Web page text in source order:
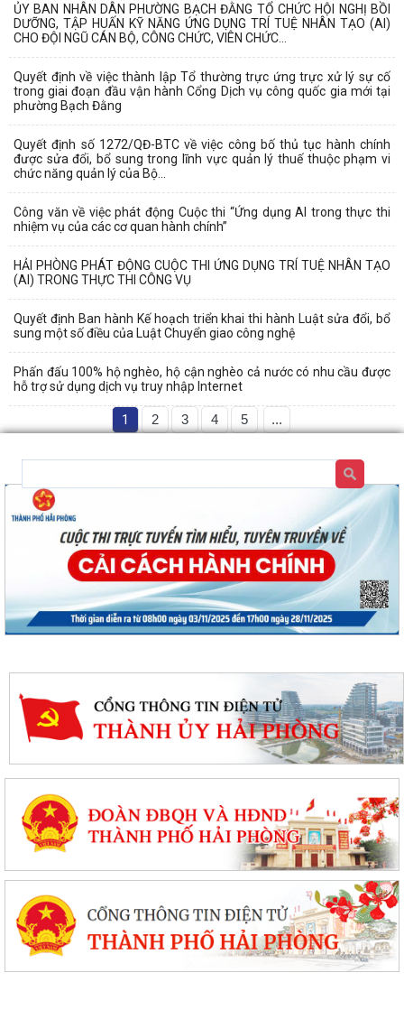
ỦY BAN NHÂN DÂN PHƯỜNG BẠCH ĐẰNG TỔ CHỨC HỘI NGHỊ BỒI
DƯỠNG, TẬP HUẤN KỸ NĂNG ỨNG DỤNG TRÍ TUỆ NHÂN TẠO (AI)
CHO ĐỘI NGŨ CÁN BỘ, CÔNG CHỨC, VIÊN CHỨC...
Quyết định về việc thành lập Tổ thường trực ứng trực xử lý sự cố
trong giai đoạn đầu vận hành Cổng Dịch vụ công quốc gia mới tại
phường Bạch Đằng
Quyết định số 1272/QĐ-BTC về việc công bố thủ tục hành chính
được sửa đổi, bổ sung trong lĩnh vực quản lý thuế thuộc phạm vi
chức năng quản lý của Bộ...
Công văn về việc phát động Cuộc thi “Ứng dụng AI trong thực thi
nhiệm vụ của các cơ quan hành chính”
HẢI PHÒNG PHÁT ĐỘNG CUỘC THI ỨNG DỤNG TRÍ TUỆ NHÂN TẠO
(AI) TRONG THỰC THI CÔNG VỤ
Quyết định Ban hành Kế hoạch triển khai thi hành Luật sửa đổi, bổ
sung một số điều của Luật Chuyển giao công nghệ
Phấn đấu 100% hộ nghèo, hộ cận nghèo cả nước có nhu cầu được
hỗ trợ sử dụng dịch vụ truy nhập Internet
1 2 3 4 5 ...
PHƯỜNG BẠCH ĐẰNG CÓ 2 TUYẾN ĐƯỜNG ĐƯỢC ĐẶT TÊN THEO NGHỊ